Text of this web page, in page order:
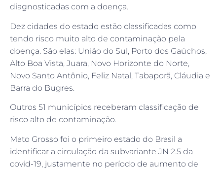
diagnosticadas com a doença.
Dez cidades do estado estão classificadas como
tendo risco muito alto de contaminação pela
doença. São elas: União do Sul, Porto dos Gaúchos,
Alto Boa Vista, Juara, Novo Horizonte do Norte,
Novo Santo Antônio, Feliz Natal, Tabaporã, Cláudia e
Barra do Bugres.
Outros 51 municípios receberam classificação de
risco alto de contaminação.
Mato Grosso foi o primeiro estado do Brasil a
identificar a circulação da subvariante JN 2.5 da
covid-19, justamente no período de aumento de